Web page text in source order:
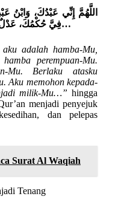
اللَّهُمَّ إِنِّي عَبْدُكَ، وَابْنُ
فِيَّ حُكْمُكَ، عَدْلٌ فِيَّ قَضَاؤُكَ، أَسْأَلُكَ بِكُلِّ اسْمٍ هُوَ لَكَ…
adalah hamba-Mu,
perempuan-Mu.
Mu. Berlaku atasku
Aku memohon kepada-
milik-Mu…” hingga
menjadi penyejuk
dan pelepas
Surat Al Waqiah
Tenang